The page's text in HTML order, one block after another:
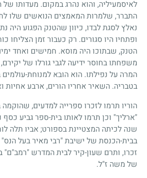
לאיסמעיליה, והוא נהרג במקום. מעדותו
התברר, שלמרות המאמצים הנואשים שלו
נאלץ לסגת לבדו, כיוון שהטנק הפגוע היה
ופתחיו היו סגורים. רק כעבור זמן הצליחו
הטנק, שבתוכו היה מוסא. חמישים ואחד
משפחתו בחוסר ידיעה לגבי גורלו של
המרה על נפילתו. הוא הובא למנוחת-עולמים
בטבריה. השאיר אחריו הורים, ארבע אחיות
הוריו תרמו לזכרו ספרייה למדעים,
"ארליך" וכן תרמו לאותו בית-ספר גביע כסף
שנה לכיתה המצטיינת בספורט; אביו תלה
בבית-הכנסת של ישיבת "רבי מאיר בעל
זכרו, ותרם שעון-קיר לבית המדרש "רמב"ם"
של משה ז"ל.